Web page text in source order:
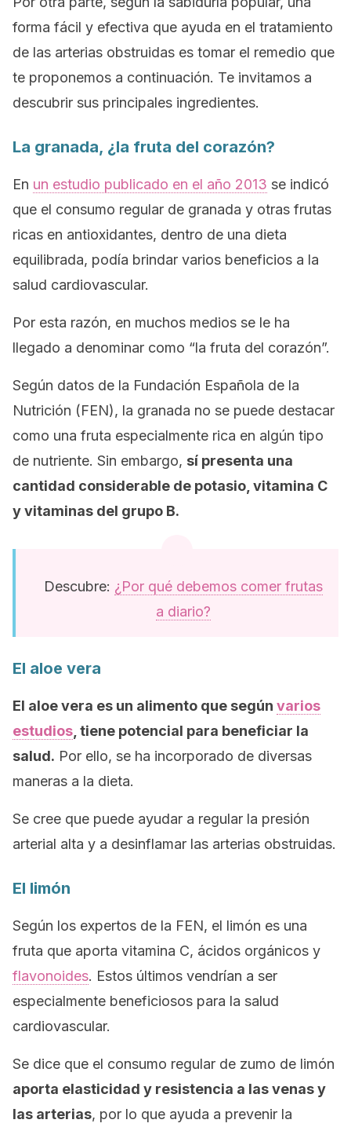
forma fácil y efectiva que ayuda en el tratamiento
de las arterias obstruidas es tomar el remedio que
te proponemos a continuación. Te invitamos a
descubrir sus principales ingredientes.
La granada, ¿la fruta del corazón?
En un estudio publicado en el año 2013 se indicó
que el consumo regular de granada y otras frutas
ricas en antioxidantes, dentro de una dieta
equilibrada, podía brindar varios beneficios a la
salud cardiovascular.
Por esta razón, en muchos medios se le ha
llegado a denominar como “la fruta del corazón”.
Según datos de la Fundación Española de la
Nutrición (FEN), la granada no se puede destacar
como una fruta especialmente rica en algún tipo
de nutriente. Sin embargo, sí presenta una
cantidad considerable de potasio, vitamina C
y vitaminas del grupo B.
Descubre: ¿Por qué debemos comer frutas
a diario?
El aloe vera
El aloe vera es un alimento que según varios
estudios , tiene potencial para beneficiar la
salud. Por ello, se ha incorporado de diversas
maneras a la dieta.
Se cree que puede ayudar a regular la presión
arterial alta y a desinflamar las arterias obstruidas.
El limón
Según los expertos de la FEN, el limón es una
fruta que aporta vitamina C, ácidos orgánicos y
flavonoides. Estos últimos vendrían a ser
especialmente beneficiosos para la salud
cardiovascular.
Se dice que el consumo regular de zumo de limón
aporta elasticidad y resistencia a las venas y
las arterias, por lo que ayuda a prevenir la